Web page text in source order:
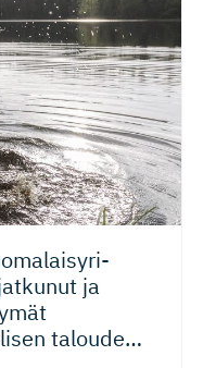
ja
talouden